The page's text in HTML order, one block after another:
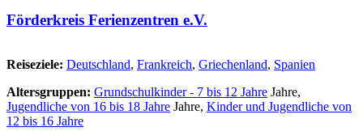
Förderkreis Ferienzentren e.V.
Reiseziele: Deutschland, Frankreich, Griechenland, Spanien
Altersgruppen: Grundschulkinder - 7 bis 12 Jahre Jahre,
Jugendliche von 16 bis 18 Jahre Jahre, Kinder und Jugendliche von
12 bis 16 Jahre